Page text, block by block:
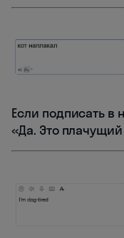
Если подписать в
«Да. Это плачущий